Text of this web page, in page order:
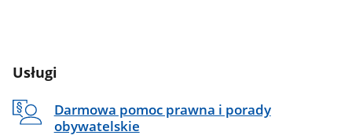
Usługi
Darmowa pomoc prawna i porady
obywatelskie